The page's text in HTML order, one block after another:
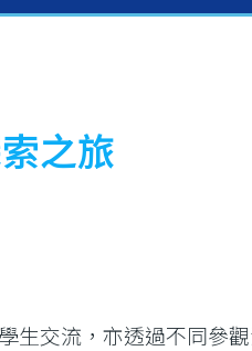
之旅
交流，亦透過不同參